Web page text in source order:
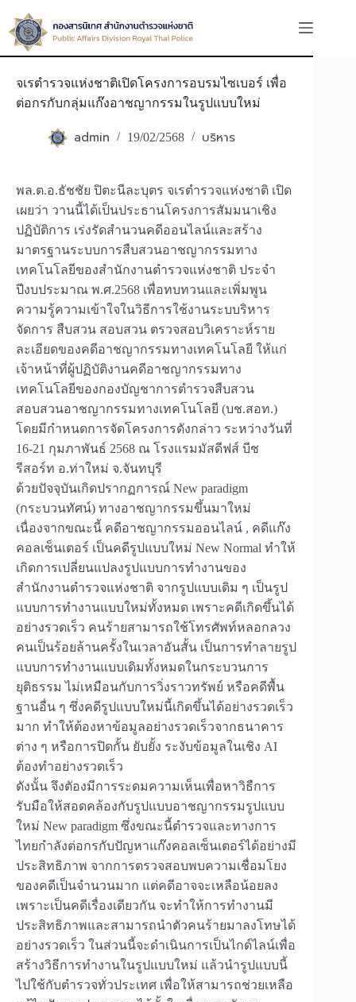
to
content
จเรตำรวจแห่งชาติเปิดโครงการอบรมไซเบอร์ เพื่อ
ต่อกรกับกลุ่มแก๊งอาชญากรรมในรูปแบบใหม่
admin 19/02/2568 บริหาร
พล.ต.อ.ธัชชัย ปิตะนีละบุตร จเรตำรวจแห่งชาติ เปิด
เผยว่า วานนี้ได้เป็นประธานโครงการสัมมนาเชิง
ปฏิบัติการ เร่งรัดสำนวนคดีออนไลน์และสร้าง
มาตรฐานระบบการสืบสวนอาชญากรรมทาง
เทคโนโลยีของสำนักงานตำรวจแห่งชาติ ประจำ
ปีงบประมาณ พ.ศ.2568 เพื่อทบทวนและเพิ่มพูน
ความรู้ความเข้าใจในวิธีการใช้งานระบบริหาร
จัดการ สืบสวน สอบสวน ตรวจสอบวิเคราะห์ราย
ละเอียดของคดีอาชญากรรมทางเทคโนโลยี ให้แก่
เจ้าหน้าที่ผู้ปฏิบัติงานคดีอาชญากรรมทาง
เทคโนโลยีของกองบัญชาการตำรวจสืบสวน
สอบสวนอาชญากรรมทางเทคโนโลยี (บช.สอท.)
โดยมีกำหนดการจัดโครงการดังกล่าว ระหว่างวันที่
16-21 กุมภาพันธ์ 2568 ณ โรงแรมมัสดีฟส์ บีช
รีสอร์ท อ.ท่าใหม่ จ.จันทบุรี
ด้วยปัจจุบันเกิดปรากฏการณ์ New paradigm
(กระบวนทัศน์) ทางอาชญากรรมขึ้นมาใหม่
เนื่องจากขณะนี้ คดีอาชญากรรมออนไลน์ , คดีแก๊ง
คอลเซ็นเตอร์ เป็นคดีรูปแบบใหม่ New Normal ทำให้
เกิดการเปลี่ยนแปลงรูปแบบการทำงานของ
สำนักงานตำรวจแห่งชาติ จากรูปแบบเดิม ๆ เป็นรูป
แบบการทำงานแบบใหม่ทั้งหมด เพราะคดีเกิดขึ้นได้
อย่างรวดเร็ว คนร้ายสามารถใช้โทรศัพท์หลอกลวง
คนเป็นร้อยล้านครั้งในเวลาอันสั้น เป็นการทำลายรูป
แบบการทำงานแบบเดิมทั้งหมดในกระบวนการ
ยุติธรรม ไม่เหมือนกับการวิ่งราวทรัพย์ หรือคดีพื้น
ฐานอื่น ๆ ซึ่งคดีรูปแบบใหม่นี้เกิดขึ้นได้อย่างรวดเร็ว
มาก ทำให้ต้องหาข้อมูลอย่างรวดเร็วจากธนาคาร
ต่าง ๆ หรือการปิดกั้น ยับยั้ง ระงับข้อมูลในเชิง AI
ต้องทำอย่างรวดเร็ว
ดังนั้น จึงตัองมีการระดมความเห็นเพื่อหาวิธืการ
รับมือให้สอดคล้องกับรูปแบบอาชญากรรมรูปแบบ
ใหม่ New paradigm ซึ่งขณะนี้ตำรวจและทางการ
ไทยกำลังต่อกรกับปัญหาแก๊งคอลเซ็นเตอร์ได้อย่างมี
ประสิทธิภาพ จากการตรวจสอบพบความเชื่อมโยง
ของคดีเป็นจำนวนมาก แต่คดีอาจจะเหลือน้อยลง
เพราะเป็นคดีเรื่องเดียวกัน จะทำให้การทำงานมี
ประสิทธิภาพและสามารถนำตัวคนร้ายมาลงโทษได้
อย่างรวดเร็ว ในส่วนนี้จะดำเนินการเป็นไกด์ไลน์เพื่อ
สร้างวิธีการทำงานในรูปแบบใหม่ แล้วนำรูปแบบนี้
ไปใช้กับตำรวจทั่วประเทศ เพื่อให้สามารถช่วยเหลือ